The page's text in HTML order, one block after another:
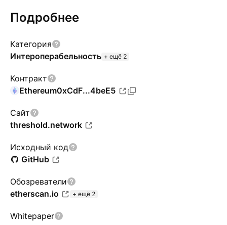
Подробнее
Категория
Интероперабельность + ещё 2
Контракт
Ethereum0xCdF...4beE5
Сайт
threshold.network
Исходный код
GitHub
Обозреватели
etherscan.io
+ ещё 2
Whitepaper